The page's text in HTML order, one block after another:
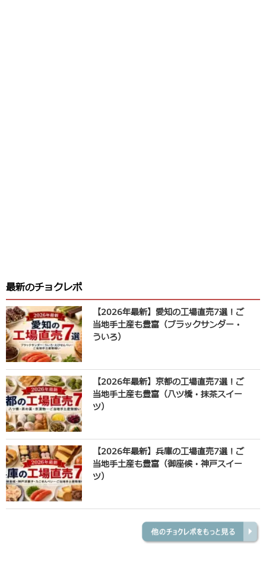
最新のチョクレポ
【2026年最新】愛知の工場直売7選！ご
当地手土産も豊富（ブラックサンダー・
ういろ）
【2026年最新】京都の工場直売7選！ご
当地手土産も豊富（八ツ橋・抹茶スイー
ツ）
【2026年最新】兵庫の工場直売7選！ご
当地手土産も豊富（御座候・神戸スイー
ツ）